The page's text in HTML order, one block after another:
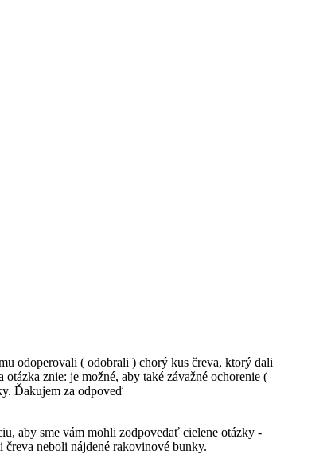
odoperovali ( odobrali ) chorý kus čreva, ktorý dali
znie: je možné, aby také závažné ochorenie (
Ďakujem za odpoveď
aby sme vám mohli zodpovedať cielene otázky -
čreva neboli nájdené rakovinové bunky.